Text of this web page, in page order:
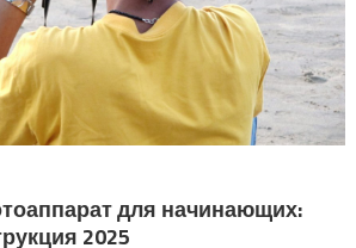
для начинающих:
2025